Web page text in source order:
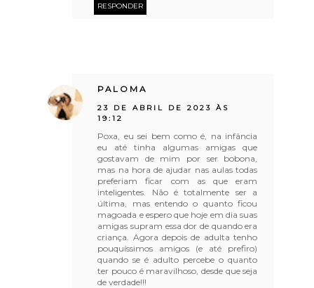
RESPONDER
PALOMA
23 DE ABRIL DE 2023 ÀS
19:12
Poxa, eu sei bem como é, na infância
eu até tinha algumas amigas que
gostavam de mim por ser bobona,
mas na hora de ajudar nas aulas todas
preferiam ficar com as que eram
inteligentes. Não é totalmente ser a
última, mas entendo o quanto ficou
magoada e espero que hoje em dia suas
amigas supram essa dor de quando era
criança. Agora depois de adulta tenho
pouquíssimos amigos (e até prefiro)
quando se é adulto percebe o quanto
ter pouco é maravilhoso, desde que seja
de verdade!!!